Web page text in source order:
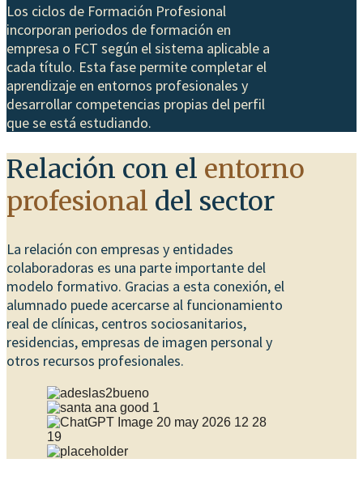
Los ciclos de Formación Profesional
incorporan periodos de formación en
empresa o FCT según el sistema aplicable a
cada título. Esta fase permite completar el
aprendizaje en entornos profesionales y
desarrollar competencias propias del perfil
que se está estudiando.
Relación con el entorno
profesional del sector
La relación con empresas y entidades
colaboradoras es una parte importante del
modelo formativo. Gracias a esta conexión, el
alumnado puede acercarse al funcionamiento
real de clínicas, centros sociosanitarios,
residencias, empresas de imagen personal y
otros recursos profesionales.